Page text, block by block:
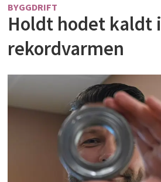
BYGGDRIFT
Holdt hodet kaldt i
rekordvarmen